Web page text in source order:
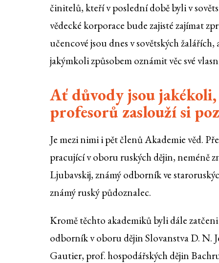
činitelů, kteří v poslední době byli v
vědecké korporace bude zajisté zajímat
učencové jsou dnes v sovětských
jakýmkoli způsobem oznámit věc své
Ať důvody jsou
profesorů zaslouží si
Je mezi nimi i pět členů Akademie věd.
pracující v oboru ruských dějin, neméně
Ljubavskij, známý odborník ve
známý ruský půdoznalec.
Kromě těchto akademiků byli dále
odborník v oboru dějin Slovanstva D. N.
Gautier, prof. hospodářských dějin